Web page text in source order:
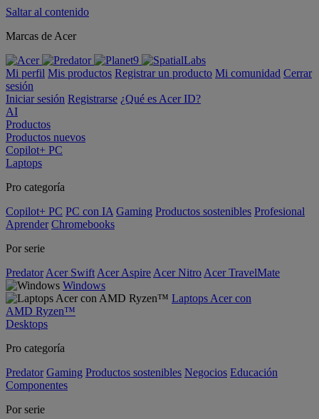
Saltar al contenido
Marcas de Acer
Mi perfil Mis productos Registrar un producto Mi comunidad Cerrar
sesión
Iniciar sesión Registrarse ¿Qué es Acer ID?
AI
Productos
Productos nuevos
Copilot+ PC
Laptops
Pro categoría
Copilot+ PC PC con IA Gaming Productos sostenibles Profesional
Aprender Chromebooks
Por serie
Predator Acer Swift Acer Aspire Acer Nitro Acer TravelMate
Windows
Laptops Acer con
AMD Ryzen™
Desktops
Pro categoría
Predator Gaming Productos sostenibles Negocios Educación
Componentes
Por serie